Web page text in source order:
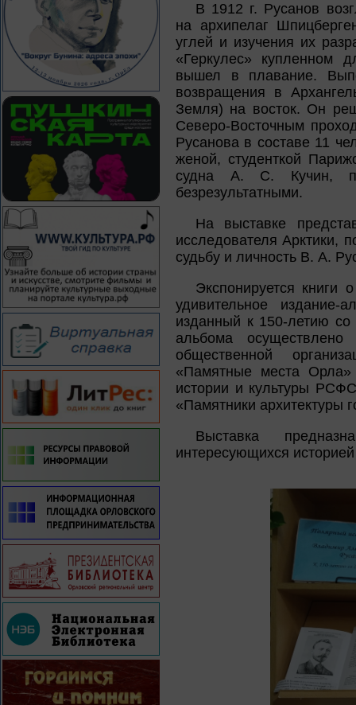
В 1912 г. Русанов
на архипелаг
углей и изучения их
«Геркулес» купленном
вышел в плавание.
возвращения в
Земля) на восток. Он
Северо-Восточным
Русанова в составе 11
женой, студенткой
судна А. С. Кучин,
безрезультатными.
На выставке
исследователя Арктики,
судьбу и личность В. А.
Экспонируется
удивительное
изданный к 150-летию
альбома
общественной
«Памятные места
истории и культуры
«Памятники архитектуры
Выставка
интересующихся